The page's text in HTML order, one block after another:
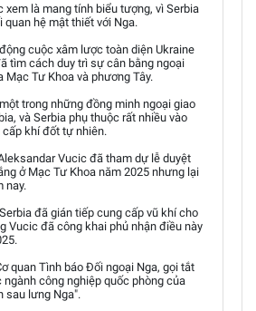
xem là mang tính biểu tượng, vì Serbia
hệ mật thiết với Nga.
cuộc xâm lược toàn diện Ukraine
tìm cách duy trì sự cân bằng ngoại
Mạc Tư Khoa và phương Tây.
trong những đồng minh ngoại giao
và Serbia phụ thuộc rất nhiều vào
cấp khí đốt tự nhiên.
Vucic đã tham dự lễ duyệt
ở Mạc Tư Khoa năm 2025 nhưng lại
nay.
đã gián tiếp cung cấp vũ khí cho
Vucic đã công khai phủ nhận điều này
quan Tình báo Đối ngoại Nga, gọi tắt
ngành công nghiệp quốc phòng của
sau lưng Nga".